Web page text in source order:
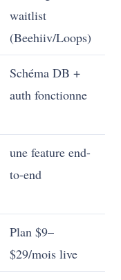
waitlist
(Beehiiv/Loops)
Schéma DB +
auth fonctionne
une feature end-
to-end
Plan $9–
$29/mois live